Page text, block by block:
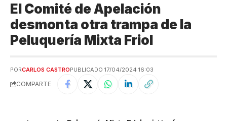
El Comité de Apelación
desmonta otra trampa de la
Peluquería Mixta Friol
PORCARLOS CASTROPUBLICADO 17/04/2024 16:03
COMPARTE